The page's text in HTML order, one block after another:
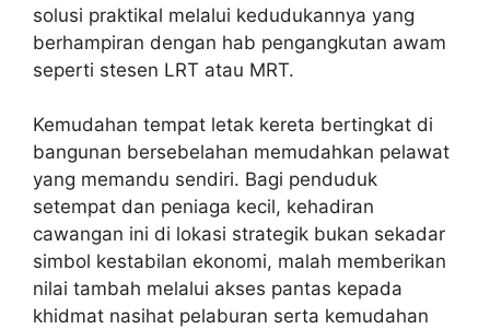
solusi praktikal melalui kedudukannya yang
berhampiran dengan hab pengangkutan awam
seperti stesen LRT atau MRT.
Kemudahan tempat letak kereta bertingkat di
bangunan bersebelahan memudahkan pelawat
yang memandu sendiri. Bagi penduduk
setempat dan peniaga kecil, kehadiran
cawangan ini di lokasi strategik bukan sekadar
simbol kestabilan ekonomi, malah memberikan
nilai tambah melalui akses pantas kepada
khidmat nasihat pelaburan serta kemudahan